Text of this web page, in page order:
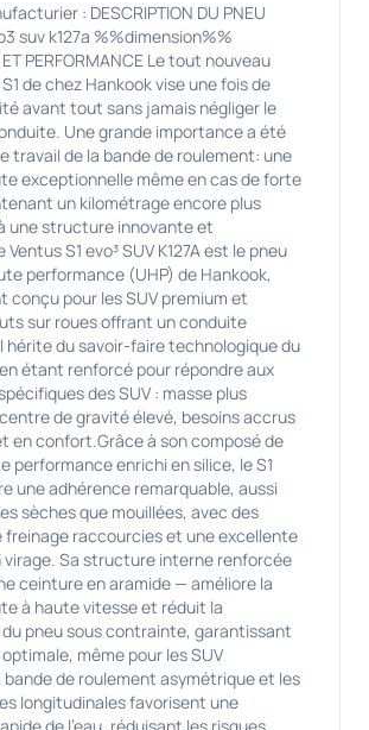
: DESCRIPTION DU PNEU
suv k127a %%dimension%%
ET PERFORMANCE Le tout nouveau
de chez Hankook vise une fois de
avant tout sans jamais négliger le
Une grande importance a été
travail de la bande de roulement: une
exceptionnelle même en cas de forte
un kilométrage encore plus
une structure innovante et
S1 evo³ SUV K127A est le pneu
performance (UHP) de Hankook,
conçu pour les SUV premium et
sur roues offrant un conduite
hérite du savoir-faire technologique du
étant renforcé pour répondre aux
des SUV : masse plus
de gravité élevé, besoins accrus
en confort.Grâce à son composé de
performance enrichi en silice, le S1
une adhérence remarquable, aussi
sèches que mouillées, avec des
freinage raccourcies et une excellente
Sa structure interne renforcée
ceinture en aramide — améliore la
à haute vitesse et réduit la
pneu sous contrainte, garantissant
même pour les SUV
bande de roulement asymétrique et les
longitudinales favorisent une